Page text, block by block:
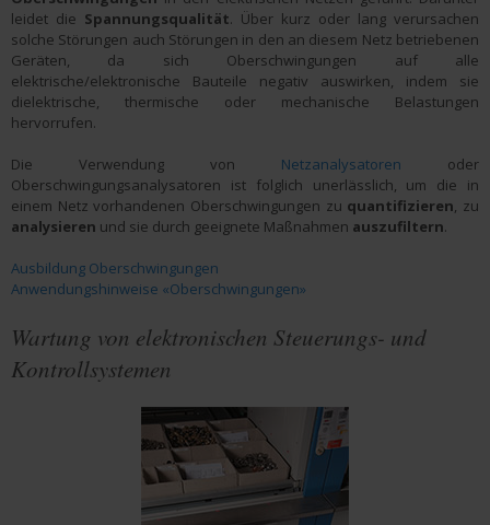
leidet die Spannungsqualität. Über kurz oder lang verursachen
solche Störungen auch Störungen in den an diesem Netz betriebenen
Geräten, da sich Oberschwingungen auf alle
elektrische/elektronische Bauteile negativ auswirken, indem sie
dielektrische, thermische oder mechanische Belastungen
hervorrufen.
Die Verwendung von Netzanalysatoren oder
Oberschwingungsanalysatoren ist folglich unerlässlich, um die in
einem Netz vorhandenen Oberschwingungen zu quantifizieren, zu
analysieren und sie durch geeignete Maßnahmen auszufiltern.
Ausbildung Oberschwingungen
Anwendungshinweise «Oberschwingungen»
Wartung von elektronischen Steuerungs- und
Kontrollsystemen